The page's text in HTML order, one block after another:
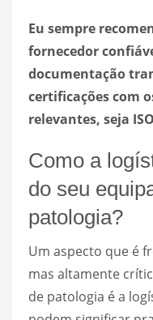
Eu sempre
fornecedor
documentação
certificações com
relevantes, seja
Como a
do seu
patologia?
Um aspecto que é
mas altamente
de patologia é a